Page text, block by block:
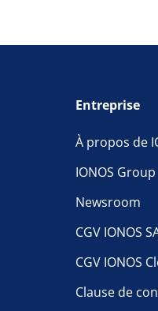
Entreprise
À propos de
IONOS Group
Newsroom
CGV IONOS
CGV IONOS
Clause de